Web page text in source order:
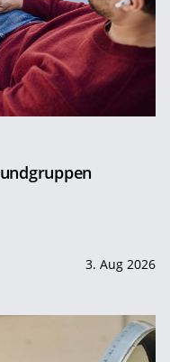
3. Aug 2026